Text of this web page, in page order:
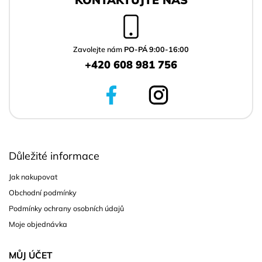
Zavolejte nám PO-PÁ 9:00-16:00
+420 608 981 756
Důležité informace
Jak nakupovat
Obchodní podmínky
Podmínky ochrany osobních údajů
Moje objednávka
MŮJ ÚČET